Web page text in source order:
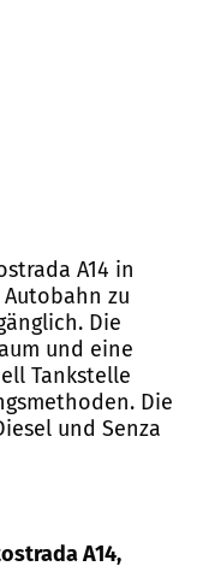
A14 in
zu
Die
und eine
Tankstelle
Die
und Senza
A14,